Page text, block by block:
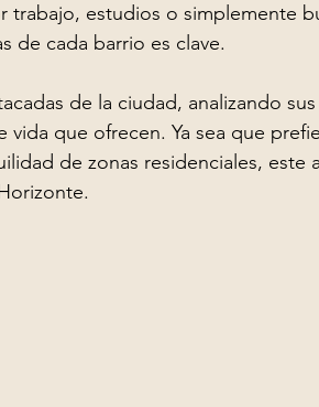
trabajo, estudios o simplemente
de cada barrio es clave.
de la ciudad, analizando sus
que ofrecen. Ya sea que
de zonas residenciales, este